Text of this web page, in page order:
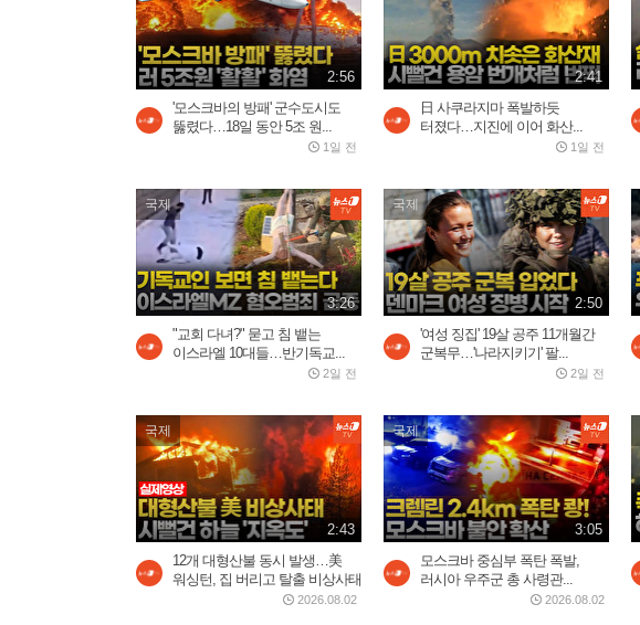
2:56
'모스크바의 방패' 군수도시도
뚫렸다…18일 동안 5조 원...
1일 전
2:41
日 사쿠라지마 폭발하듯
터졌다…지진에 이어 화산...
1일 전
국제
3:26
"교회 다녀?" 묻고 침 뱉는
이스라엘 10대들…반기독교...
2일 전
국제
2:50
'여성 징집' 19살 공주 11개월간
군복무…'나라지키기' 팔...
2일 전
국제
2:43
12개 대형산불 동시 발생…美
워싱턴, 집 버리고 탈출 비상사태
2026.08.02
국제
3:05
모스크바 중심부 폭탄 폭발,
러시아 우주군 총 사령관...
2026.08.02